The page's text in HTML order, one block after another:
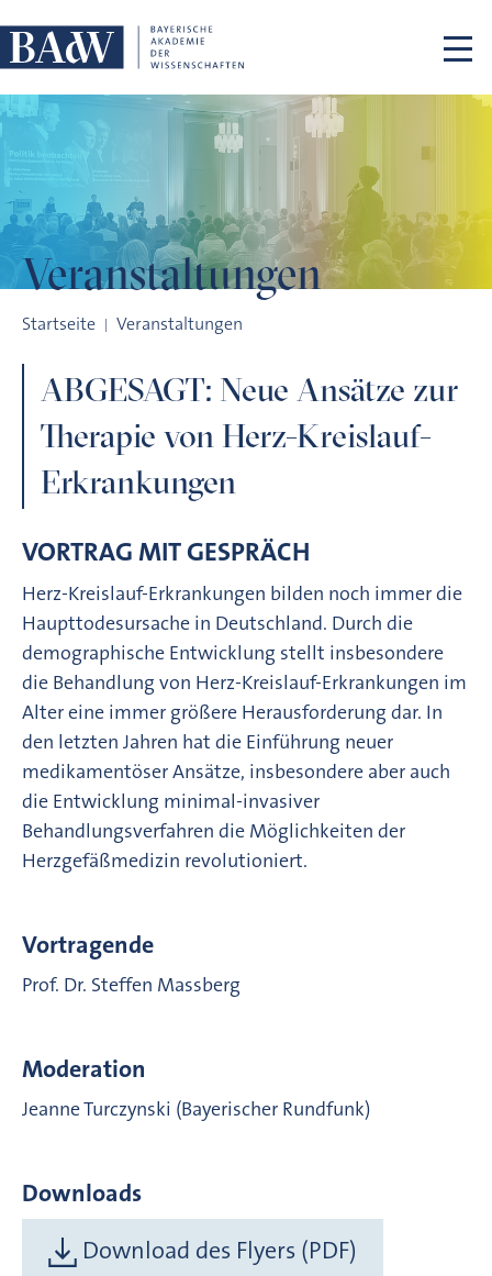
Veranstaltungen
Startseite Veranstaltungen
ABGESAGT: Neue Ansätze zur
Therapie von Herz-Kreislauf-
Erkrankungen
VORTRAG MIT GESPRÄCH
Herz-Kreislauf-Erkrankungen bilden noch immer die
Haupttodesursache in Deutschland. Durch die
demographische Entwicklung stellt insbesondere
die Behandlung von Herz-Kreislauf-Erkrankungen im
Alter eine immer größere Herausforderung dar. In
den letzten Jahren hat die Einführung neuer
medikamentöser Ansätze, insbesondere aber auch
die Entwicklung minimal-invasiver
Behandlungsverfahren die Möglichkeiten der
Herzgefäßmedizin revolutioniert.
Vortragende
Prof. Dr. Steffen Massberg
Moderation
Jeanne Turczynski (Bayerischer Rundfunk)
Downloads
Download des Flyers (PDF)